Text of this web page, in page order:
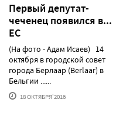
Первый депутат-
чеченец появился в...
ЕС
(На фото - Адам Исаев) 14
октября в городской совет
города Берлаар (Berlaar) в
Бельгии ......
18 ОКТЯБРЯ'2016